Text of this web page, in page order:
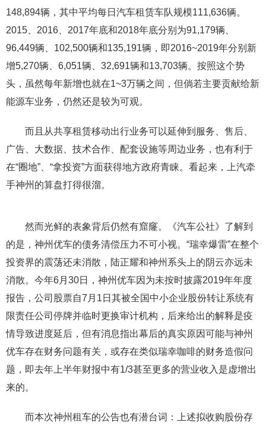
148,894辆，其中平均每日汽车租赁车队规模111,636辆。
2015、2016、2017年底和2018年底分别为91,179辆、
96,449辆、102,500辆和135,191辆，即2016~2019年分别新
增5,270辆、6,051辆、32,691辆和13,703辆。按照这个势
头，虽然每年新增也就在1~3万辆之间，但倘若主要贡献给新
能源车业务，仍然还是较为可观。
而且从共享租赁移动出行业务可以延伸到服务、售后、
广告、大数据、技术合作、配套设施等周边业务，也有利于
在“圈地”、“拿投资”方面获得地方政府青睐。看起来，上汽牵
手神州的算盘打得很溜。
然而光鲜的表象背后仍然有窟窿。《汽车公社》了解到
的是，神州优车的债务清偿压力不可小视。“瑞幸爆雷”在整个
投资界的震荡还未消散，陆正耀和神州系头上的阴云亦远未
消散。今年6月30日，神州优车因为未按时披露2019年年度
报告，公司股票自7月1日其被全国中小企业股份转让系统有
限责任公司停牌并临时更换审计机构，后来给出的解释是疫
情导致进度延后，但有消息指出幕后的真实原因可能与神州
优车存在财务问题有关，或存在类似瑞幸咖啡的财务造假问
题，即去年上半年财报中有1/3甚至更多的营业收入是虚增出
来的。
而本次神州租车的公告也有潜台词：上述拟收购股份存